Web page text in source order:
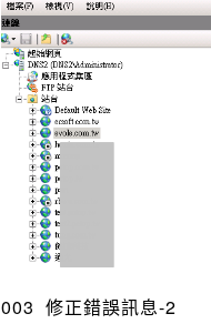
003 修正錯誤訊息-2